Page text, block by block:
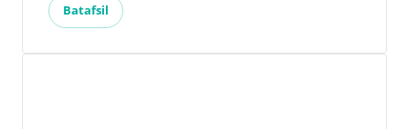
Batafsil